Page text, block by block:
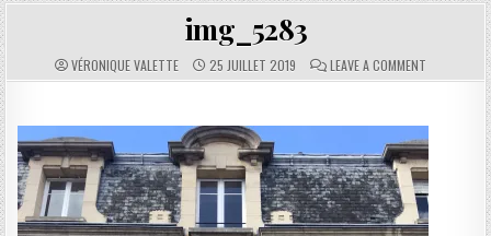
img_5283
AUTHOR:
VÉRONIQUE VALETTE PUBLISHED DATE:
25 JUILLET 2019 COMMENTS:
LEAVE A COMMENTON